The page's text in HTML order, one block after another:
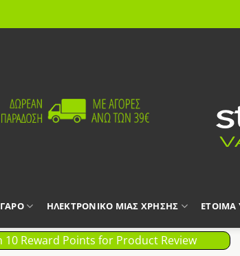
ΗΛΕΚΤΡΟΝΙΚΟ ΜΙΑΣ ΧΡΗΣΗΣ
10 Reward Points for Product Review